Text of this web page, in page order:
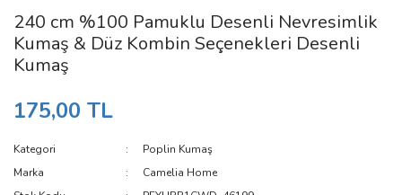
240 cm %100 Pamuklu Desenli Nevresimlik
Kumaş & Düz Kombin Seçenekleri Desenli
Kumaş
175,00 TL
Kategori
Poplin Kumaş
Marka
Camelia Home